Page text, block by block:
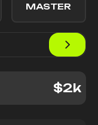
MASTER
$2k